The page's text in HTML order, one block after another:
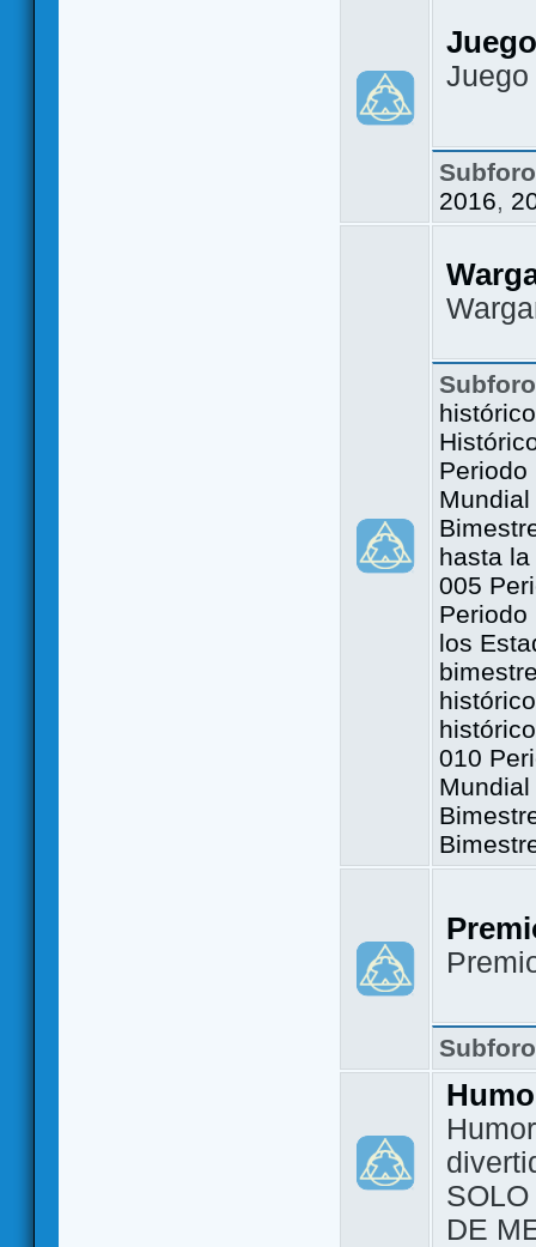
2016,
Periodo
hasta
005
Periodo
los
010
DE